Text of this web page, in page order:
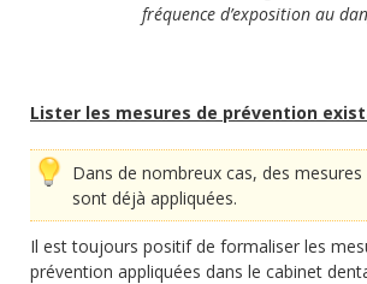
fréquence d’exposition au
Lister les mesures de prévention
Dans de nombreux cas, des
sont déjà appliquées.
Il est toujours positif de formaliser les
prévention appliquées dans le cabinet